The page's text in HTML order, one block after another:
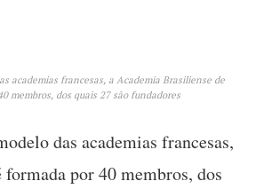
academias francesas, a Academia Brasiliense de
membros, dos quais 27 são fundadores
das academias francesas,
por 40 membros, dos